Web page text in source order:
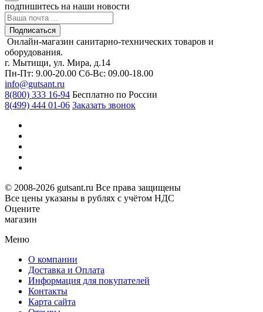
подпишитесь на наши новости
Подписаться
Онлайн-магазин санитарно-технических товаров и
оборудования.
г. Мытищи, ул. Мира, д.14
Пн-Пт: 9.00-20.00 Сб-Вс: 09.00-18.00
info@gutsant.ru
8(800) 333 16-94 Бесплатно по России
8(499) 444 01-06 Заказать звонок
© 2008-2026 gutsant.ru Все права защищены
Все цены указаны в рублях с учётом НДС
Оцените
магазин
Меню
О компании
Доставка и Оплата
Информация для покупателей
Контакты
Карта сайта